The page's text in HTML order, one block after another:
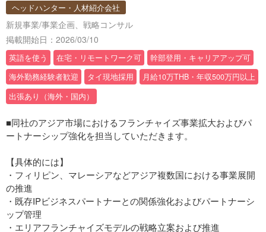
ヘッドハンター・人材紹介会社
新規事業/事業企画、戦略コンサル
掲載開始日：2026/03/10
英語を使う 在宅・リモートワーク可
幹部登用・キャリアアップ可
海外勤務経験者歓迎
タイ現地採用
月給10万THB・年収500万円以上
出張あり（海外・国内）
■同社のアジア市場におけるフランチャイズ事業拡大およびパ
ートナーシップ強化を担当していただきます。
【具体的には】
・フィリピン、マレーシアなどアジア複数国における事業展開
の推進
・既存IPビジネスパートナーとの関係強化およびパートナーシ
ップ管理
・エリアフランチャイズモデルの戦略立案および推進